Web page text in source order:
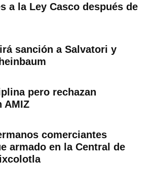
a la Ley Casco después de
sanción a Salvatori y
pero rechazan
AMIZ
comerciantes
armado en la Central de